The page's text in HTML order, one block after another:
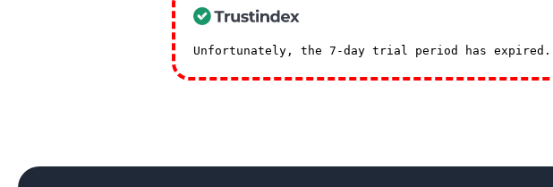
Unfortunately, the 7-day trial period has expired.